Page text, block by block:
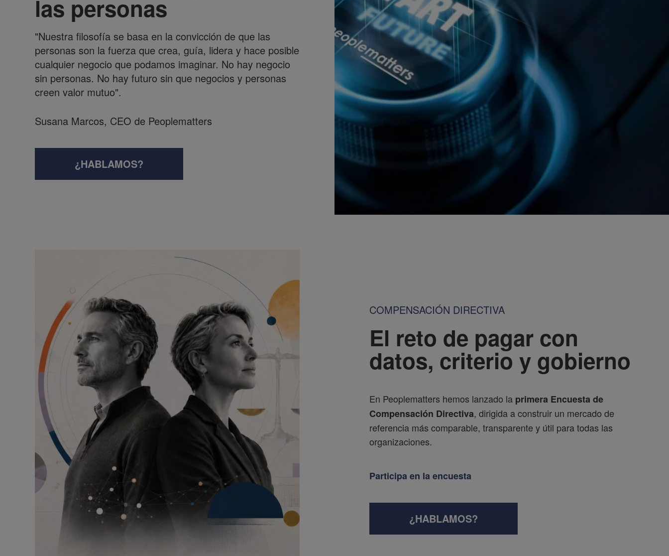
las personas
"Nuestra filosofía se basa en la convicción de que las
personas son la fuerza que crea, guía, lidera y hace posible
cualquier negocio que podamos imaginar. No hay negocio
sin personas. No hay futuro sin que negocios y personas
creen valor mutuo".
Susana Marcos, CEO de Peoplematters
¿HABLAMOS?
COMPENSACIÓN DIRECTIVA
El reto de pagar con
datos, criterio y gobierno
En Peoplematters hemos lanzado la primera Encuesta de
Compensación Directiva, dirigida a construir un mercado de
referencia más comparable, transparente y útil para todas las
organizaciones.
Participa en la encuesta
¿HABLAMOS?